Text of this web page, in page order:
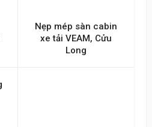
Nẹp mép sàn cabin
xe tải VEAM, Cửu
Long